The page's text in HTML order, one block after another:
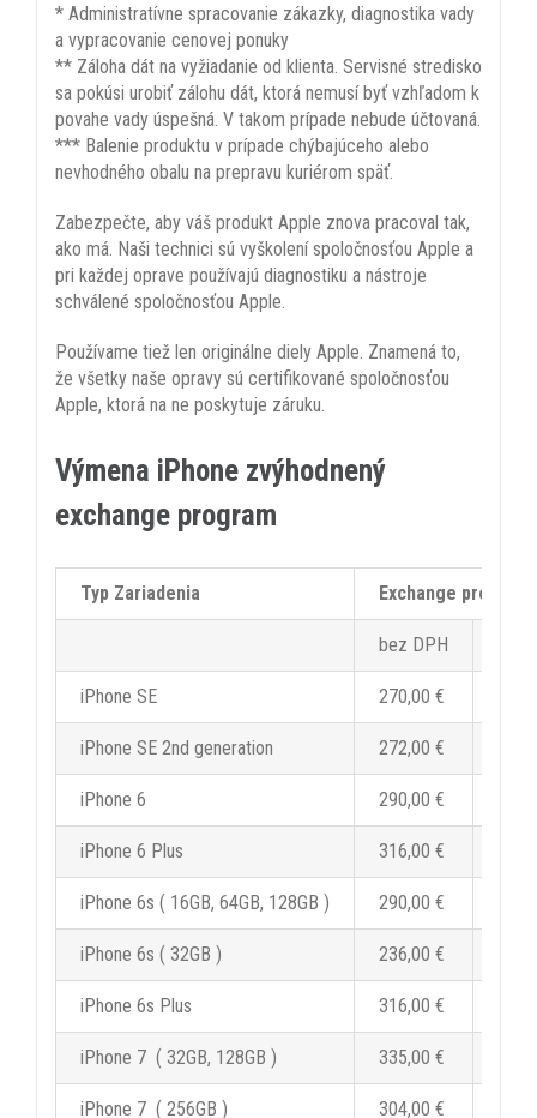
* Administratívne spracovanie zákazky, diagnostika vady
a vypracovanie cenovej ponuky
** Záloha dát na vyžiadanie od klienta. Servisné stredisko
sa pokúsi urobiť zálohu dát, ktorá nemusí byť vzhľadom k
povahe vady úspešná. V takom prípade nebude účtovaná.
*** Balenie produktu v prípade chýbajúceho alebo
nevhodného obalu na prepravu kuriérom späť.
Zabezpečte, aby váš produkt Apple znova pracoval tak,
ako má. Naši technici sú vyškolení spoločnosťou Apple a
pri každej oprave používajú diagnostiku a nástroje
schválené spoločnosťou Apple.
Používame tiež len originálne diely Apple. Znamená to,
že všetky naše opravy sú certifikované spoločnosťou
Apple, ktorá na ne poskytuje záruku.
Výmena iPhone zvýhodnený
exchange program
Typ Zariadenia Exchange program
bez DPH
iPhone SE 270,00 €
iPhone SE 2nd generation 272,00 €
iPhone 6 290,00 €
iPhone 6 Plus 316,00 €
iPhone 6s ( 16GB, 64GB, 128GB ) 290,00 €
iPhone 6s ( 32GB ) 236,00 €
iPhone 6s Plus 316,00 €
iPhone 7 ( 32GB, 128GB ) 335,00 €
iPhone 7 ( 256GB ) 304,00 €